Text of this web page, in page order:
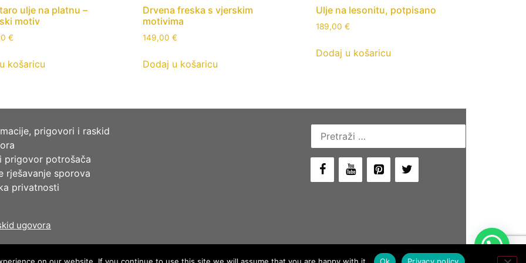
ulje na platnu –
motiv
€
košaricu
Drvena freska s vjerskim
motivima
149,00€
Dodaj u košaricu
Ulje na lesonitu, potpisano
189,00€
Dodaj u košaricu
prigovori i raskid
prigovor potrošača
rješavanje sporova
privatnosti
ugovora
Pretraži: